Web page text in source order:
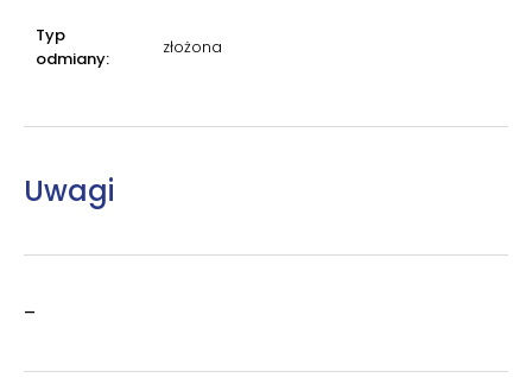
Typ
odmiany:
złożona
Uwagi
–